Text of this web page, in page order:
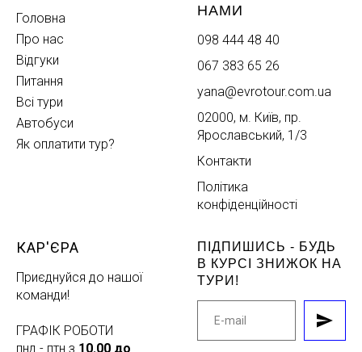
Головна
Про нас
Відгуки
Питання
Всі тури
Автобуси
Як оплатити тур?
НАМИ
098 444 48 40
067 383 65 26
yana@evrotour.com.ua
02000, м. Київ, пр.
Ярославський, 1/3
Контакти
Політика
конфіденційності
КАР'ЄРА
Приєднуйся до нашої
команди!
ГРАФІК РОБОТИ
пнд - птн з 10.00 до
ПІДПИШИСЬ - БУДЬ
В КУРСІ ЗНИЖОК НА
ТУРИ!